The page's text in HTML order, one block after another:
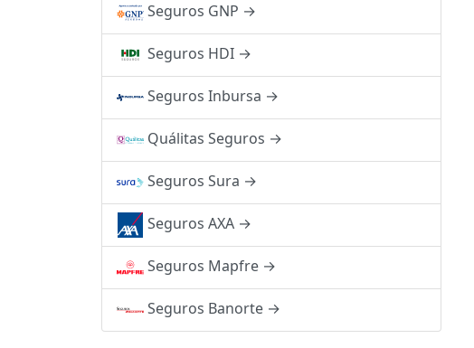
Seguros GNP →
Seguros HDI →
Seguros Inbursa →
Quálitas Seguros →
Seguros Sura →
Seguros AXA →
Seguros Mapfre →
Seguros Banorte →